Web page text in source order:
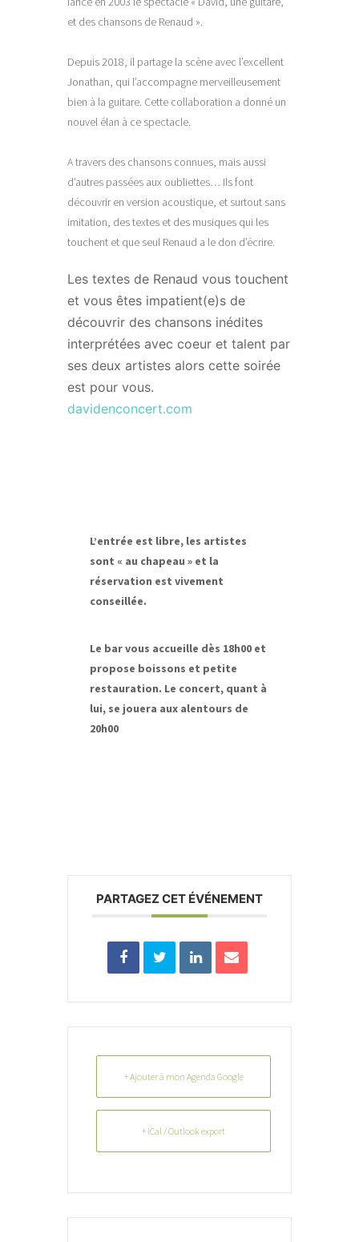
et des chansons de Renaud ».
Depuis 2018, il partage la scène avec l’excellent
Jonathan, qui l’accompagne merveilleusement
bien à la guitare. Cette collaboration a donné un
nouvel élan à ce spectacle.
A travers des chansons connues, mais aussi
d’autres passées aux oubliettes… Ils font
découvrir en version acoustique, et surtout sans
imitation, des textes et des musiques qui les
touchent et que seul Renaud a le don d’écrire.
Les textes de Renaud vous touchent
et vous êtes impatient(e)s de
découvrir des chansons inédites
interprétées avec coeur et talent par
ses deux artistes alors cette soirée
est pour vous.
davidenconcert.com
L’entrée est libre, les artistes
sont « au chapeau » et la
réservation est vivement
conseillée.
Le bar vous accueille dès 18h00 et
propose boissons et petite
restauration. Le concert, quant à
lui, se jouera aux alentours de
20h00
PARTAGEZ CET ÉVÉNEMENT
+ Ajouter à mon Agenda Google
+ iCal / Outlook export